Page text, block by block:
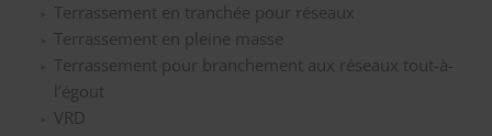
Terrassement en tranchée pour réseaux
Terrassement en pleine masse
Terrassement pour branchement aux réseaux tout-à-
l’égout
VRD